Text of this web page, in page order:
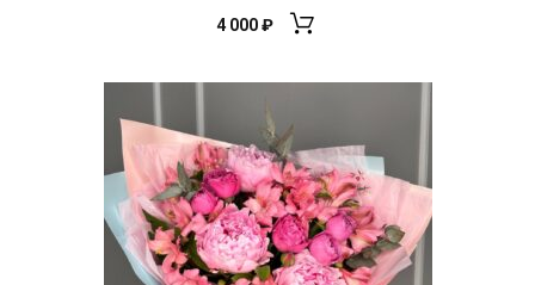
4 000₽